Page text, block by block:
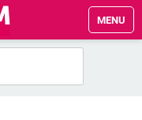
MENU